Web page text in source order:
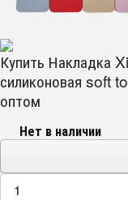
Купить Накладка
силиконовая
оптом
Нет в наличии